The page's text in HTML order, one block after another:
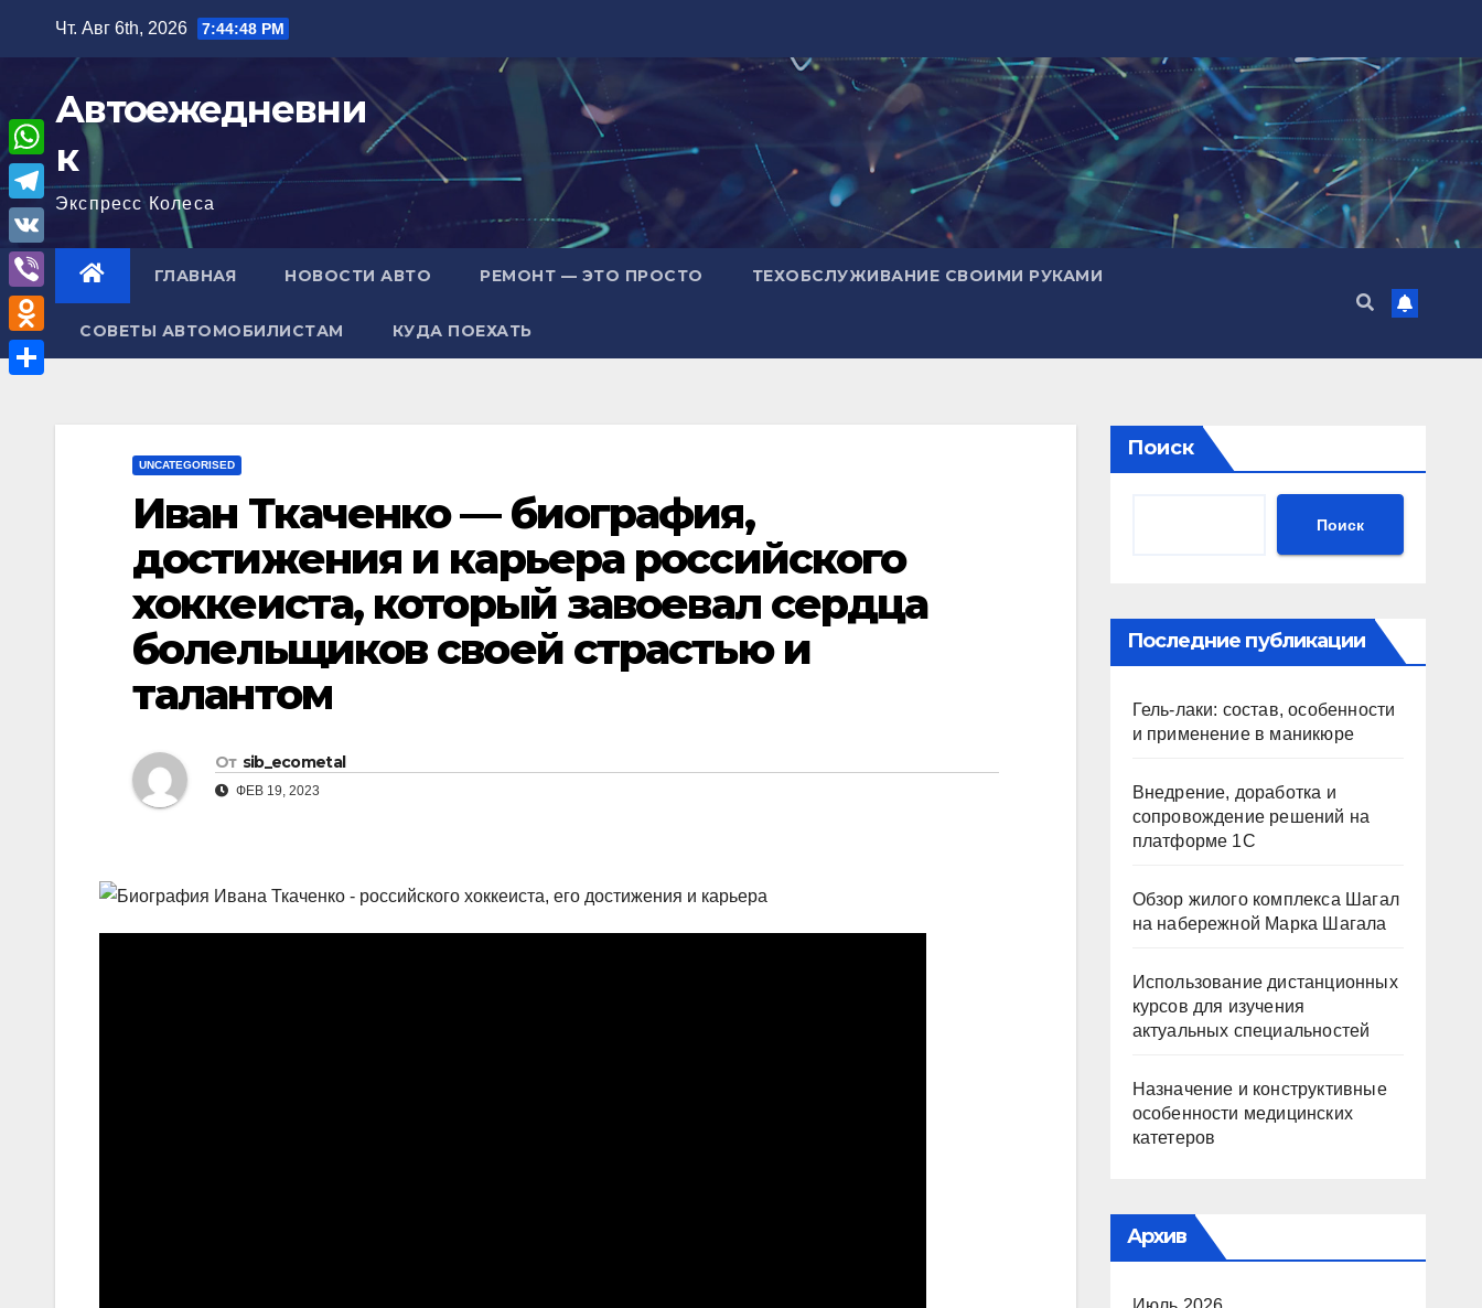
содержимому
Чт. Авг 6th, 2026 7:44:49 PM
Автоежедневни
к
Экспресс Колеса
ГЛАВНАЯ НОВОСТИ АВТО РЕМОНТ — ЭТО ПРОСТО ТЕХОБСЛУЖИВАНИЕ СВОИМИ РУКАМИ
СОВЕТЫ АВТОМОБИЛИСТАМ КУДА ПОЕХАТЬ
UNCATEGORISED
Иван Ткаченко — биография,
достижения и карьера российского
хоккеиста, который завоевал сердца
болельщиков своей страстью и
талантом
От sib_ecometal
ФЕВ 19, 2023
Поиск
Поиск
Последние публикации
Гель-лаки: состав, особенности
и применение в маникюре
Внедрение, доработка и
сопровождение решений на
платформе 1С
Обзор жилого комплекса Шагал
на набережной Марка Шагала
Использование дистанционных
курсов для изучения
актуальных специальностей
Назначение и конструктивные
особенности медицинских
катетеров
Архив
W
h
a
A
T
e
l
e
g
V
K
V
i
b
O